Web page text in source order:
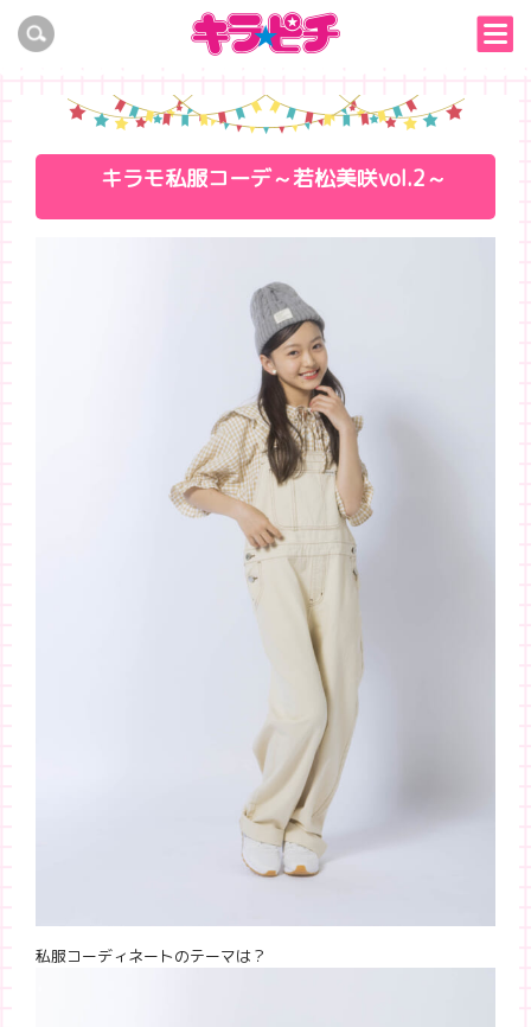
キラモ私服コーデ～若松美咲vol.2～
私服コーディネートのテーマは？